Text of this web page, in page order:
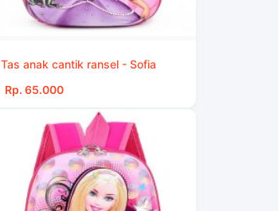
Tas anak cantik ransel - Sofia
Rp. 65.000